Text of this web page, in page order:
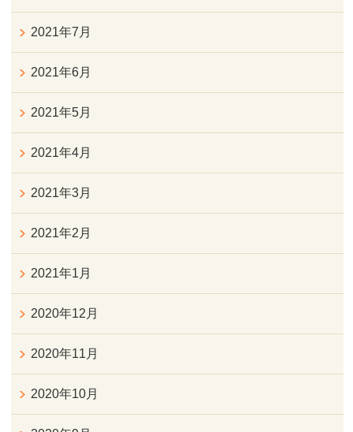
2021年7月
2021年6月
2021年5月
2021年4月
2021年3月
2021年2月
2021年1月
2020年12月
2020年11月
2020年10月